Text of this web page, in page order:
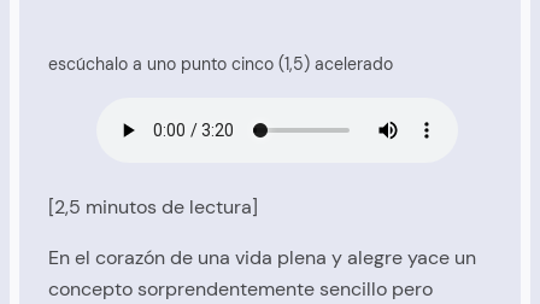
escúchalo a uno punto cinco (1,5) acelerado
[2,5 minutos de lectura]
En el corazón de una vida plena y alegre yace un
concepto sorprendentemente sencillo pero